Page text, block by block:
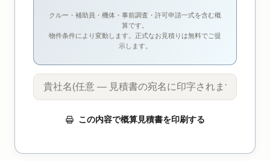
クルー・補助員・機体・事前調査・許可申請一式を含む概
算です。
物件条件により変動します。正式なお見積りは無料でご提
示します。
この内容で概算見積書を印刷する